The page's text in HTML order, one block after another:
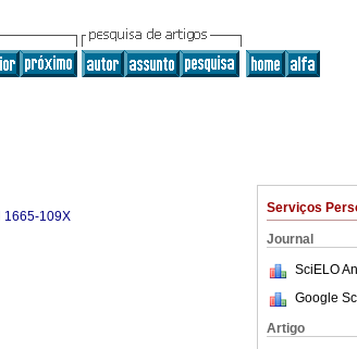
Serviços
Journal
SciELO
Google
Artigo
1665-109X